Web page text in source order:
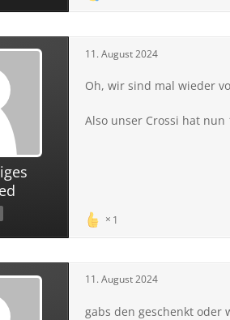
11. August 2024
Oh, wir sind mal wieder
Also unser Crossi hat
1
11. August 2024
gabs den geschenkt oder